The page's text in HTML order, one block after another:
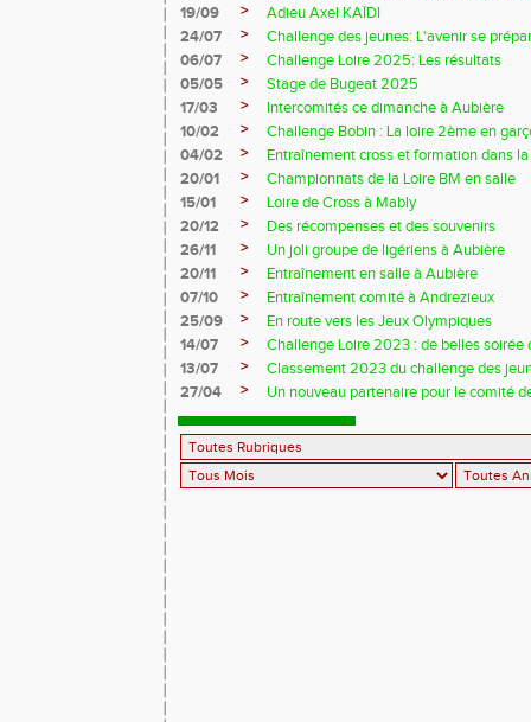
19/09
>
Adieu Axel KAÏDI
24/07
>
Challenge des jeunes: L'avenir se
06/07
>
Challenge Loire 2025: Les résultats
05/05
>
Stage de Bugeat 2025
17/03
>
Intercomités ce dimanche à Aubière
10/02
>
Challenge Bobin : La loire 2ème en
04/02
>
Entraînement cross et formation dans
20/01
>
Championnats de la Loire BM en salle
15/01
>
Loire de Cross à Mably
20/12
>
Des récompenses et des souvenirs
26/11
>
Un joli groupe de ligériens à Aubière
20/11
>
Entraînement en salle à Aubière
07/10
>
Entraînement comité à Andrezieux
25/09
>
En route vers les Jeux Olympiques
14/07
>
Challenge Loire 2023 : de belles soirée
13/07
>
Classement 2023 du challenge des
27/04
> Un nouveau partenaire pour le comité